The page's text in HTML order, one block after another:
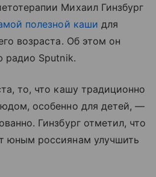
Михаил Гинзбург
полезной каши для
возраста. Об этом он
радио Sputnik.
то, что кашу традиционно
особенно для детей, —
Гинзбург отметил, что
юным россиянам улучшить